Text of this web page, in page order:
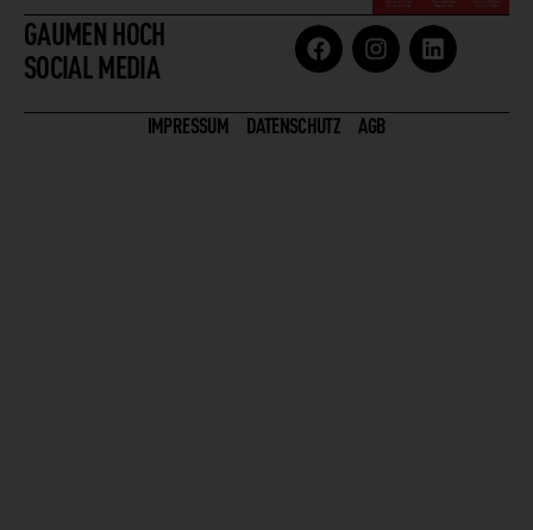
GAUMEN HOCH
SOCIAL MEDIA
IMPRESSUM DATENSCHUTZ AGB